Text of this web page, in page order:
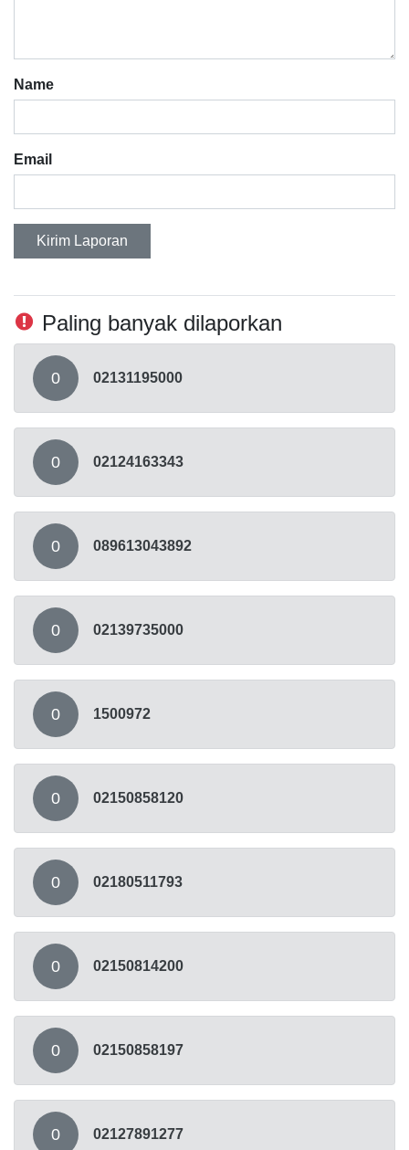
Name
Email
Kirim Laporan
Paling banyak dilaporkan
0 02131195000
0 02124163343
0 089613043892
0 02139735000
0 1500972
0 02150858120
0 02180511793
0 02150814200
0 02150858197
0 02127891277